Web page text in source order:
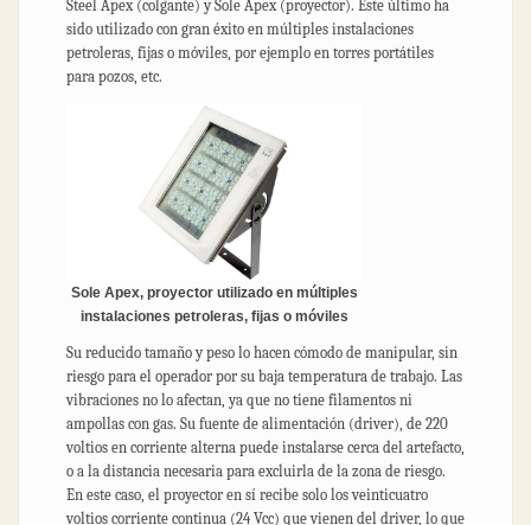
Steel Apex (colgante) y Sole Apex (proyector). Este último ha
sido utilizado con gran éxito en múltiples instalaciones
petroleras, fijas o móviles, por ejemplo en torres portátiles
para pozos, etc.
Sole Apex, proyector utilizado en múltiples
instalaciones petroleras, fijas o móviles
Su reducido tamaño y peso lo hacen cómodo de manipular, sin
riesgo para el operador por su baja temperatura de trabajo. Las
vibraciones no lo afectan, ya que no tiene filamentos ni
ampollas con gas. Su fuente de alimentación (driver), de 220
voltios en corriente alterna puede instalarse cerca del artefacto,
o a la distancia necesaria para excluirla de la zona de riesgo.
En este caso, el proyector en sí recibe solo los veinticuatro
voltios corriente continua (24 Vcc) que vienen del driver, lo que